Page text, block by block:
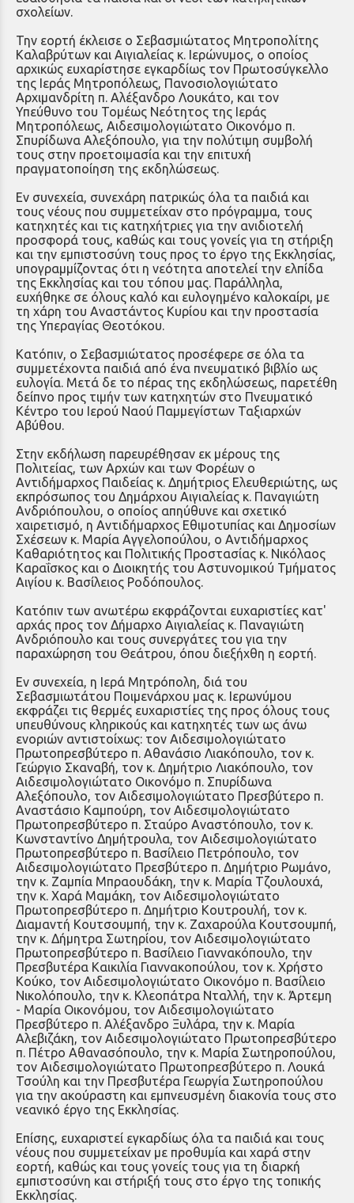
σχολείων.
Την εορτή έκλεισε ο Σεβασμιώτατος Μητροπολίτης
Καλαβρύτων και Αιγιαλείας κ. Ιερώνυμος, ο οποίος
αρχικώς ευχαρίστησε εγκαρδίως τον Πρωτοσύγκελλο
της Ιεράς Μητροπόλεως, Πανοσιολογιώτατο
Αρχιμανδρίτη π. Αλέξανδρο Λουκάτο, και τον
Υπεύθυνο του Τομέως Νεότητος της Ιεράς
Μητροπόλεως, Αιδεσιμολογιώτατο Οικονόμο π.
Σπυρίδωνα Αλεξόπουλο, για την πολύτιμη συμβολή
τους στην προετοιμασία και την επιτυχή
πραγματοποίηση της εκδηλώσεως.
Εν συνεχεία, συνεχάρη πατρικώς όλα τα παιδιά και
τους νέους που συμμετείχαν στο πρόγραμμα, τους
κατηχητές και τις κατηχήτριες για την ανιδιοτελή
προσφορά τους, καθώς και τους γονείς για τη στήριξη
και την εμπιστοσύνη τους προς το έργο της Εκκλησίας,
υπογραμμίζοντας ότι η νεότητα αποτελεί την ελπίδα
της Εκκλησίας και του τόπου μας. Παράλληλα,
ευχήθηκε σε όλους καλό και ευλογημένο καλοκαίρι, με
τη χάρη του Αναστάντος Κυρίου και την προστασία
της Υπεραγίας Θεοτόκου.
Κατόπιν, ο Σεβασμιώτατος προσέφερε σε όλα τα
συμμετέχοντα παιδιά από ένα πνευματικό βιβλίο ως
ευλογία. Μετά δε το πέρας της εκδηλώσεως, παρετέθη
δείπνο προς τιμήν των κατηχητών στο Πνευματικό
Κέντρο του Ιερού Ναού Παμμεγίστων Ταξιαρχών
Αβύθου.
Στην εκδήλωση παρευρέθησαν εκ μέρους της
Πολιτείας, των Αρχών και των Φορέων ο
Αντιδήμαρχος Παιδείας κ. Δημήτριος Ελευθεριώτης, ως
εκπρόσωπος του Δημάρχου Αιγιαλείας κ. Παναγιώτη
Ανδριόπουλου, ο οποίος απηύθυνε και σχετικό
χαιρετισμό, η Αντιδήμαρχος Εθιμοτυπίας και Δημοσίων
Σχέσεων κ. Μαρία Αγγελοπούλου, ο Αντιδήμαρχος
Καθαριότητος και Πολιτικής Προστασίας κ. Νικόλαος
Καραΐσκος και ο Διοικητής του Αστυνομικού Τμήματος
Αιγίου κ. Βασίλειος Ροδόπουλος.
Κατόπιν των ανωτέρω εκφράζονται ευχαριστίες κατ'
αρχάς προς τον Δήμαρχο Αιγιαλείας κ. Παναγιώτη
Ανδριόπουλο και τους συνεργάτες του για την
παραχώρηση του Θεάτρου, όπου διεξήχθη η εορτή.
Εν συνεχεία, η Ιερά Μητρόπολη, διά του
Σεβασμιωτάτου Ποιμενάρχου μας κ. Ιερωνύμου
εκφράζει τις θερμές ευχαριστίες της προς όλους τους
υπευθύνους κληρικούς και κατηχητές των ως άνω
ενοριών αντιστοίχως: τον Αιδεσιμολογιώτατο
Πρωτοπρεσβύτερο π. Αθανάσιο Λιακόπουλο, τον κ.
Γεώργιο Σκαναβή, τον κ. Δημήτριο Λιακόπουλο, τον
Αιδεσιμολογιώτατο Οικονόμο π. Σπυρίδωνα
Αλεξόπουλο, τον Αιδεσιμολογιώτατο Πρεσβύτερο π.
Αναστάσιο Καμπούρη, τον Αιδεσιμολογιώτατο
Πρωτοπρεσβύτερο π. Σταύρο Αναστόπουλο, τον κ.
Κωνσταντίνο Δημήτρουλα, τον Αιδεσιμολογιώτατο
Πρωτοπρεσβύτερο π. Βασίλειο Πετρόπουλο, τον
Αιδεσιμολογιώτατο Πρεσβύτερο π. Δημήτριο Ρωμάνο,
την κ. Ζαμπία Μπραουδάκη, την κ. Μαρία Τζουλουχά,
την κ. Χαρά Μαμάκη, τον Αιδεσιμολογιώτατο
Πρωτοπρεσβύτερο π. Δημήτριο Κουτρουλή, τον κ.
Διαμαντή Κουτσουμπή, την κ. Ζαχαρούλα Κουτσουμπή,
την κ. Δήμητρα Σωτηρίου, τον Αιδεσιμολογιώτατο
Πρωτοπρεσβύτερο π. Βασίλειο Γιαννακόπουλο, την
Πρεσβυτέρα Καικιλία Γιαννακοπούλου, τον κ. Χρήστο
Κούκο, τον Αιδεσιμολογιώτατο Οικονόμο π. Βασίλειο
Νικολόπουλο, την κ. Κλεοπάτρα Νταλλή, την κ. Άρτεμη
- Μαρία Οικονόμου, τον Αιδεσιμολογιώτατο
Πρεσβύτερο π. Αλέξανδρο Ξυλάρα, την κ. Μαρία
Αλεβιζάκη, τον Αιδεσιμολογιώτατο Πρωτοπρεσβύτερο
π. Πέτρο Αθανασόπουλο, την κ. Μαρία Σωτηροπούλου,
τον Αιδεσιμολογιώτατο Πρωτοπρεσβύτερο π. Λουκά
Τσούλη και την Πρεσβυτέρα Γεωργία Σωτηροπούλου
για την ακούραστη και εμπνευσμένη διακονία τους στο
νεανικό έργο της Εκκλησίας.
Επίσης, ευχαριστεί εγκαρδίως όλα τα παιδιά και τους
νέους που συμμετείχαν με προθυμία και χαρά στην
εορτή, καθώς και τους γονείς τους για τη διαρκή
εμπιστοσύνη και στήριξή τους στο έργο της τοπικής
Εκκλησίας.